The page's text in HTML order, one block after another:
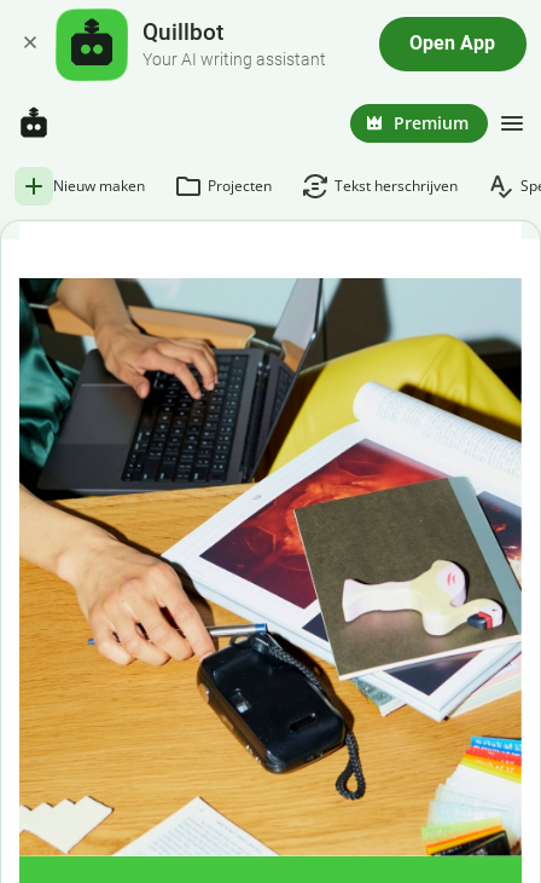
Quillbot
Your AI writing assistant
Open App
Premium
Nieuw maken Projecten Tekst herschrijven